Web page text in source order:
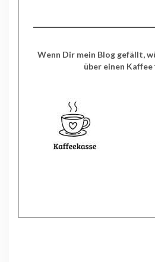
Wenn Dir mein Blog gefällt,
über einen